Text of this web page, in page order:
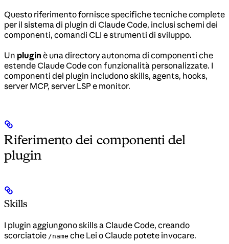
Questo riferimento fornisce specifiche tecniche complete
per il sistema di plugin di Claude Code, inclusi schemi dei
componenti, comandi CLI e strumenti di sviluppo.
Un plugin è una directory autonoma di componenti che
estende Claude Code con funzionalità personalizzate. I
componenti del plugin includono skills, agents, hooks,
server MCP, server LSP e monitor.
Riferimento dei componenti del
plugin
Skills
I plugin aggiungono skills a Claude Code, creando
scorciatoie /name che Lei o Claude potete invocare.